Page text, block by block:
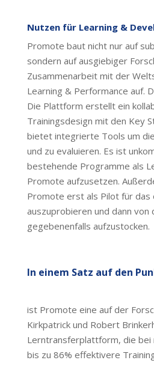
Nutzen für Learning &
Promote baut nicht nur auf
sondern auf ausgiebiger
Zusammenarbeit mit der
Learning & Performance auf.
Die Plattform erstellt ein
Trainingsdesign mit den Key
bietet integrierte Tools um
und zu evaluieren. Es ist
bestehende Programme als
Promote aufzusetzen.
Promote erst als Pilot für
auszuprobieren und dann von
gegebenenfalls aufzustocken.
In einem Satz auf den
ist Promote eine auf der
Kirkpatrick und Robert
Lerntransferplattform, die bei
bis zu 86% effektivere